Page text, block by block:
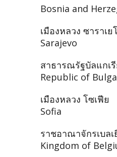
Bosnia and
เมืองหลวง ซาราเย
Sarajevo
สาธารณรัฐบัลแกเ
Republic of
เมืองหลวง โซเฟีย
Sofia
ราชอาณาจักรเบล
Kingdom of